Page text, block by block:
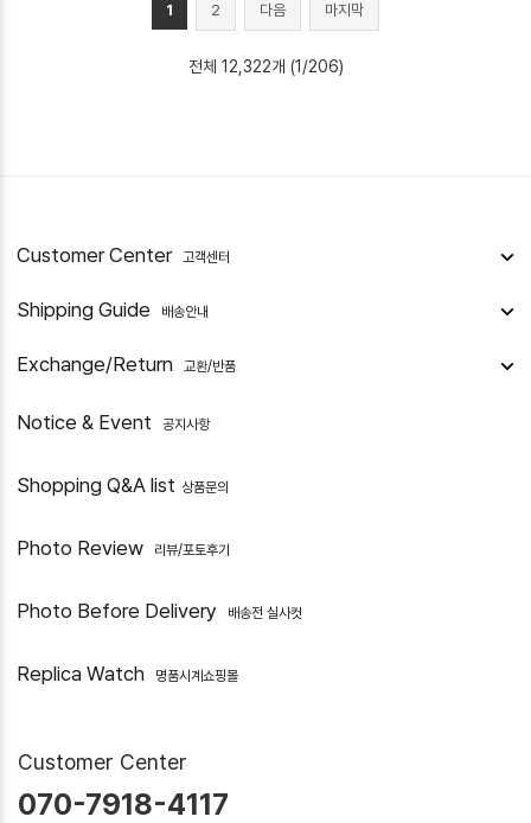
1 2 다음 마지막
전체 12,322개 (1/206)
Customer Center 고객센터
Shipping Guide 배송안내
Exchange/Return 교환/반품
Notice & Event 공지사항
Shopping Q&A list 상품문의
Photo Review 리뷰/포토후기
Photo Before Delivery 배송전 실사컷
Replica Watch 명품시계쇼핑몰
Customer Center
070-7918-4117